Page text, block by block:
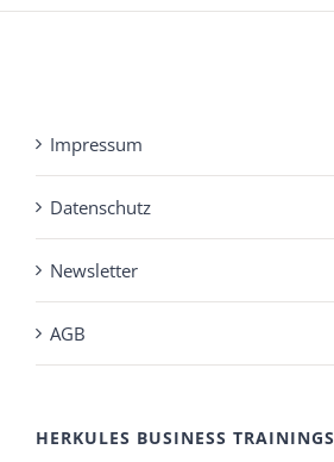
Impressum
Datenschutz
Newsletter
AGB
HERKULES BUSINESS TRAININGS